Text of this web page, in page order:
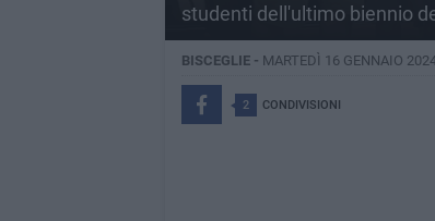
studenti dell'ultimo biennio
BISCEGLIE - MARTEDÌ 16 GENNAIO
2 CONDIVISIONI